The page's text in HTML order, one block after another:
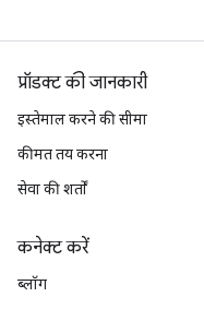
प्रॉडक्ट की जानकारी
इस्तेमाल करने की सीमा
कीमत तय करना
सेवा की शर्तों
कनेक्ट करें
ब्लॉग